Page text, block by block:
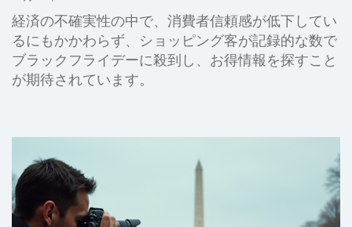
経済の不確実性の中で、消費者信頼感が低下してい
るにもかかわらず、ショッピング客が記録的な数で
ブラックフライデーに殺到し、お得情報を探すこと
が期待されています。